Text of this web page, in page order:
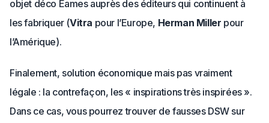
objet déco Eames auprès des éditeurs qui continuent à
les fabriquer (Vitra pour l’Europe, Herman Miller pour
l’Amérique).
Finalement, solution économique mais pas vraiment
légale : la contrefaçon, les « inspirations très inspirées ».
Dans ce cas, vous pourrez trouver de fausses DSW sur